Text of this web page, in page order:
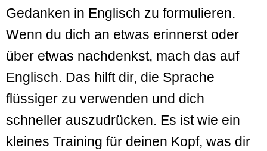
Gedanken in Englisch zu formulieren.
Wenn du dich an etwas erinnerst oder
über etwas nachdenkst, mach das auf
Englisch. Das hilft dir, die Sprache
flüssiger zu verwenden und dich
schneller auszudrücken. Es ist wie ein
kleines Training für deinen Kopf, was dir